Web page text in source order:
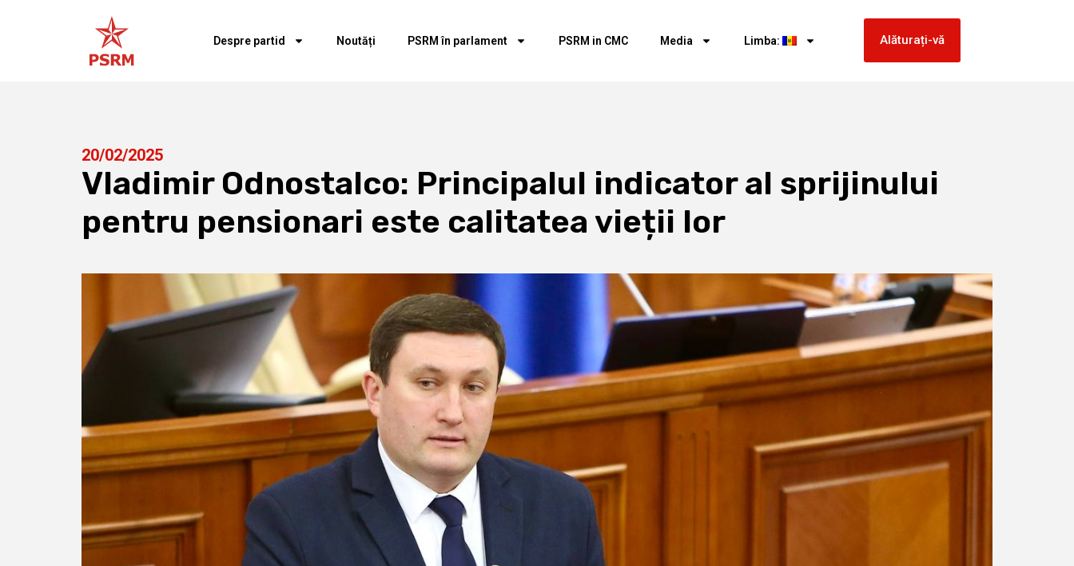
Despre partid Noutăți PSRM în parlament PSRM in CMC Media Limba: Alăturați-vă
20/02/2025
Vladimir Odnostalco: Principalul indicator al sprijinului
pentru pensionari este calitatea vieții lor